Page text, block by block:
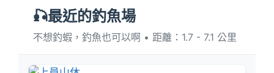
🎣最近的釣魚場
不想釣蝦，釣魚也可以啊 • 距離：1.7 - 7.1 公里